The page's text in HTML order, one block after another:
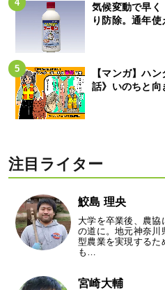
気候変動で早く
り防除。通年使
【マンガ】ハ
話》いのちと向
注目ライター
鮫島 理央
大学を卒業後、農協
の道に。地元神奈川
型農業を実現するた
も…
宮崎大輔